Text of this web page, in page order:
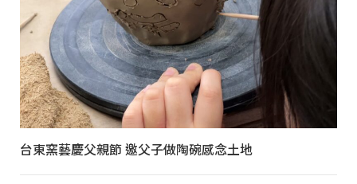
台東窯藝慶父親節 邀父子做陶碗感念土地